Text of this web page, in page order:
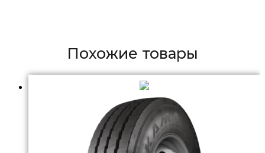
Похожие товары